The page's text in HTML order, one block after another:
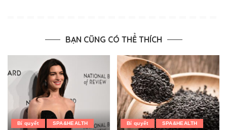
BẠN CŨNG CÓ THỂ THÍCH
Bí quyết SPA&HEALTH Bí quyết SPA&HEALTH